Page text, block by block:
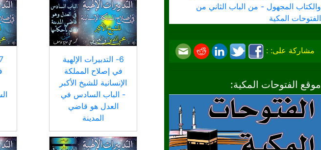
والكتاب المجهول - من الباب الثاني من
الفتوحات المكية
مشاركة على: :
موقع الفتوحات المكية:
6- التدبيرات الإلهية
في إصلاح المملكة
الإنسانية للشيخ الأكبر
- الباب السادس في
العدل هو قاضي
المدينة